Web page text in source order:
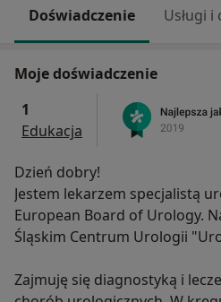
Doświadczenie Usługi i
Moje doświadczenie
1
Edukacja
Dzień dobry!
Jestem lekarzem specjalistą
European Board of Urology.
Śląskim Centrum Urologii
Zajmuję się diagnostyką i